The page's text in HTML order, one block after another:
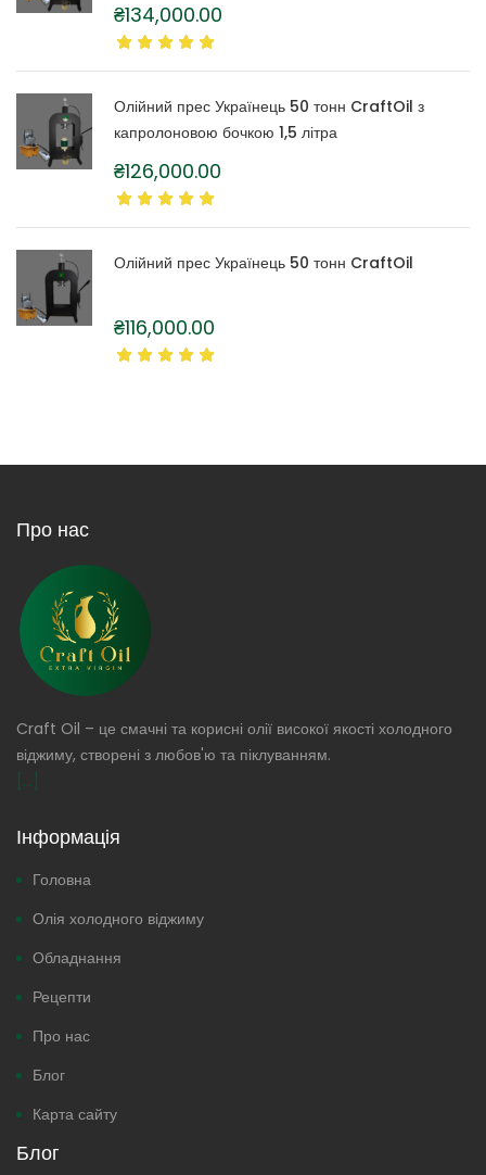
₴134,000.00
Олійний прес Українець 50 тонн CraftOil з
капролоновою бочкою 1,5 літра
₴126,000.00
Олійний прес Українець 50 тонн CraftOil
₴116,000.00
Про нас
Craft Oil – це смачні та корисні олії високої якості холодного
віджиму, створені з любов'ю та піклуванням.
[...]
Інформація
Головна
Олія холодного віджиму
Обладнання
Рецепти
Про нас
Блог
Карта сайту
Блог